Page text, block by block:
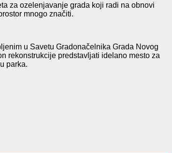
za ozelenjavanje grada koji radi na obnovi
mnogo značiti.
u Savetu Gradonačelnika Grada Novog
rekonstrukcije predstavljati idelano mesto za
parka.